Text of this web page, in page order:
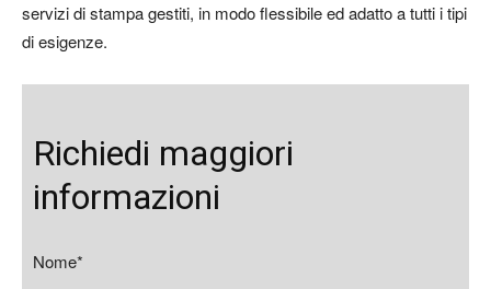
servizi di stampa gestiti, in modo flessibile ed adatto a tutti i tipi
di esigenze.
Richiedi maggiori
informazioni
Nome*